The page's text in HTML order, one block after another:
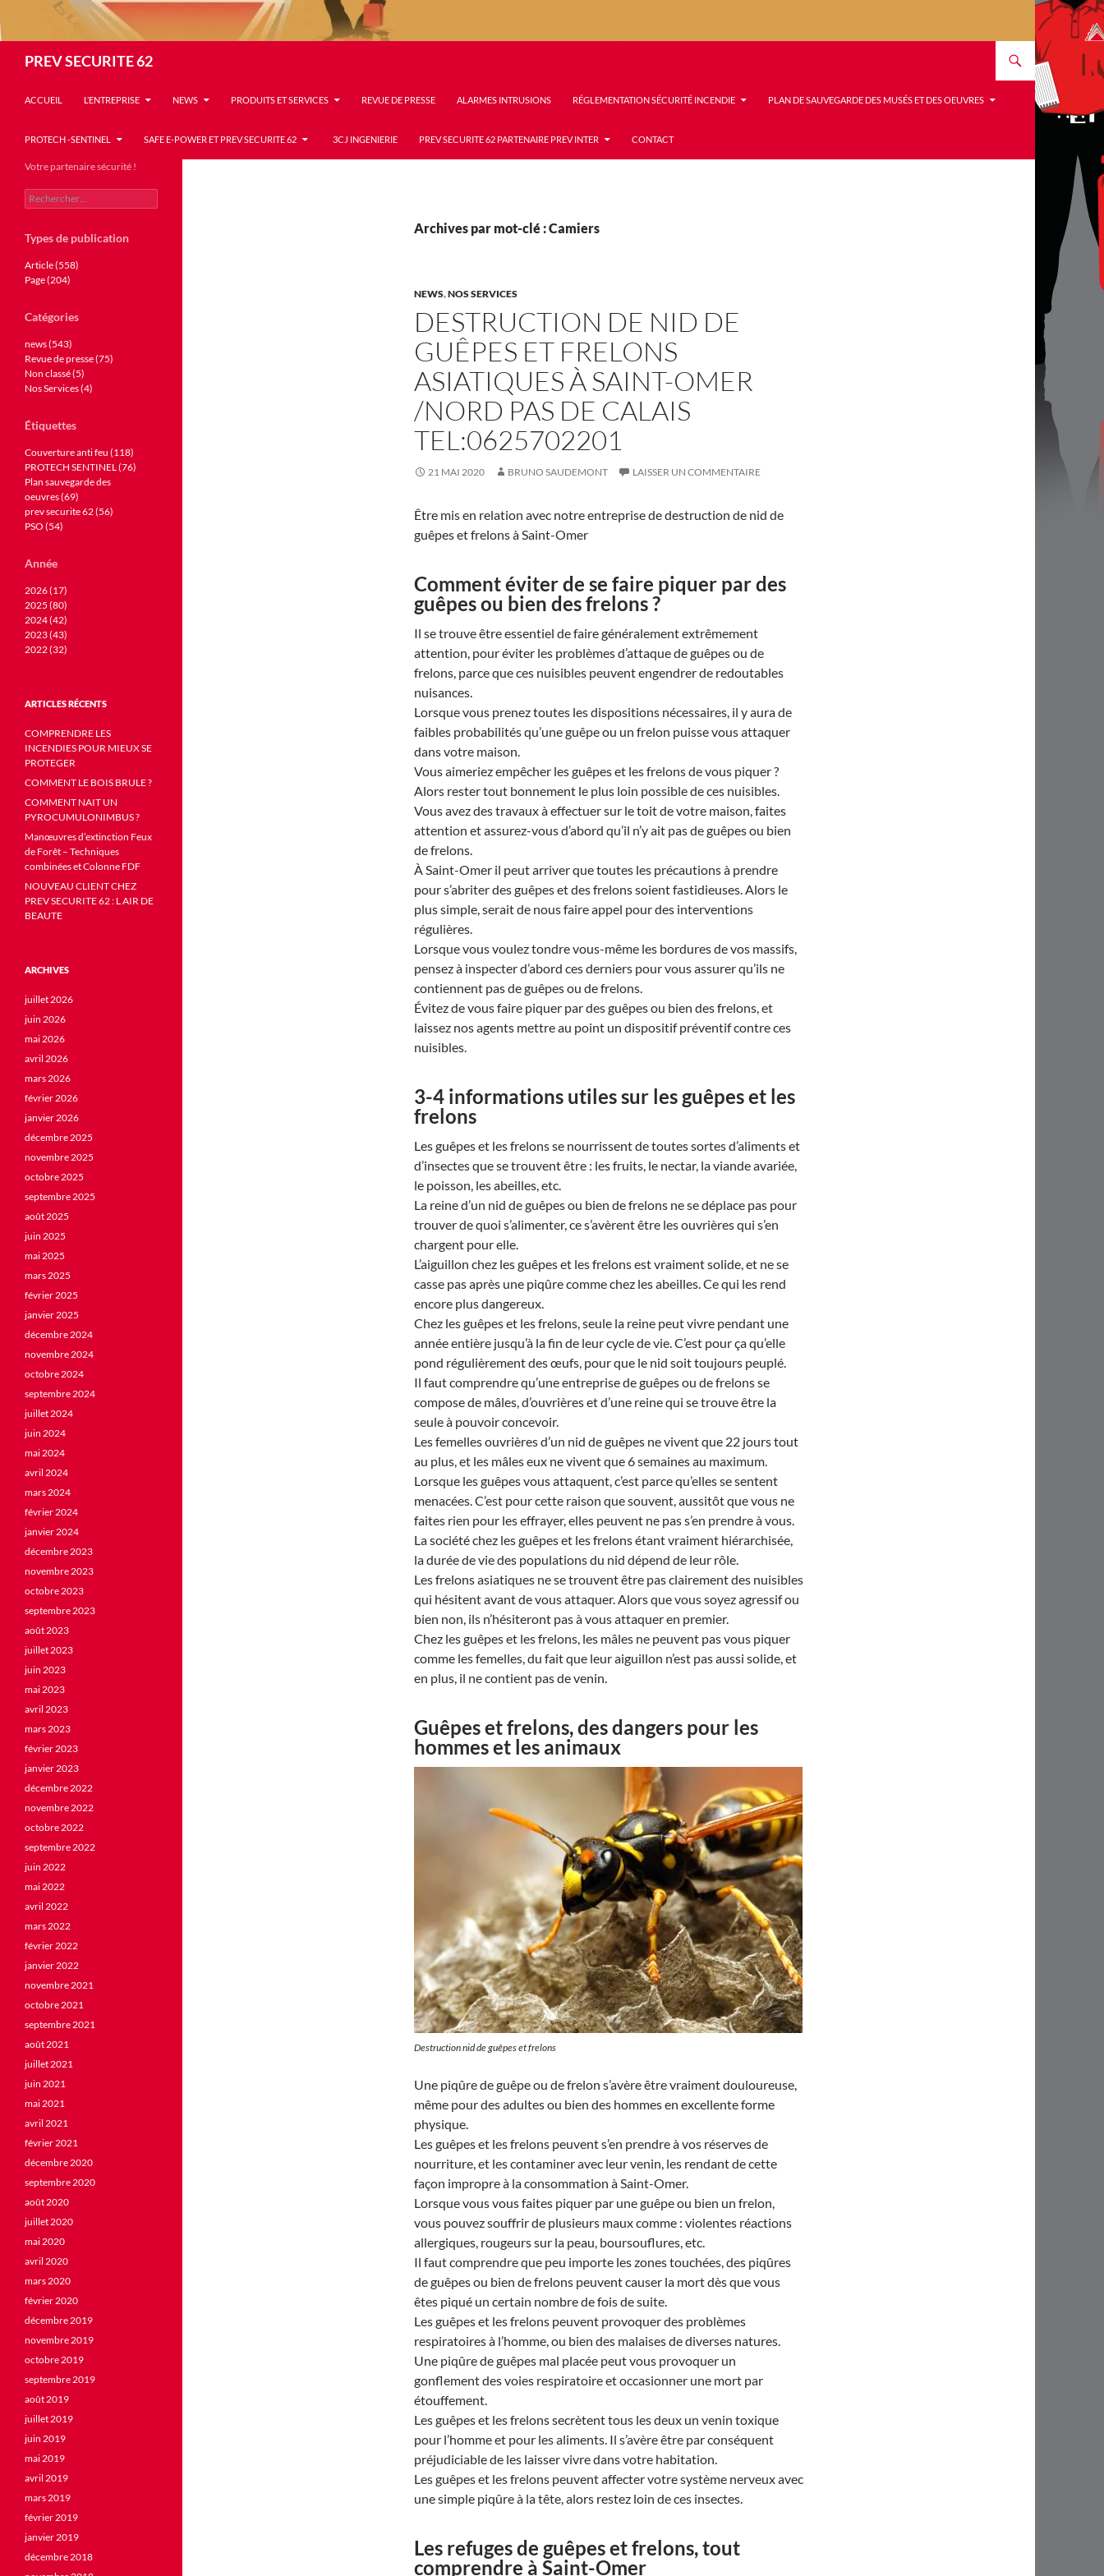
PREV SECURITE 62
ACCUEIL L’ENTREPRISE NEWS PRODUITS ET SERVICES REVUE DE PRESSE ALARMES INTRUSIONS RÉGLEMENTATION SÉCURITÉ INCENDIE PLAN DE SAUVEGARDE DES MUSÉS ET DES OEUVRES
PROTECH -SENTINEL SAFE E-POWER ET PREV SECURITE 62 3CJ INGENIERIE PREV SECURITE 62 PARTENAIRE PREV INTER CONTACT
Archives par mot-clé : Camiers
NEWS,NOS SERVICES
DESTRUCTION DE NID DE
GUÊPES ET FRELONS
ASIATIQUES À SAINT-OMER
/NORD PAS DE CALAIS
TEL:0625702201
21 MAI 2020 BRUNO SAUDEMONT LAISSER UN COMMENTAIRE
Être mis en relation avec notre entreprise de destruction de nid de
guêpes et frelons à Saint-Omer
Comment éviter de se faire piquer par des
guêpes ou bien des frelons ?
Il se trouve être essentiel de faire généralement extrêmement
attention, pour éviter les problèmes d’attaque de guêpes ou de
frelons, parce que ces nuisibles peuvent engendrer de redoutables
nuisances.
Lorsque vous prenez toutes les dispositions nécessaires, il y aura de
faibles probabilités qu’une guêpe ou un frelon puisse vous attaquer
dans votre maison.
Vous aimeriez empêcher les guêpes et les frelons de vous piquer ?
Alors rester tout bonnement le plus loin possible de ces nuisibles.
Vous avez des travaux à effectuer sur le toit de votre maison, faites
attention et assurez-vous d’abord qu’il n’y ait pas de guêpes ou bien
de frelons.
À Saint-Omer il peut arriver que toutes les précautions à prendre
pour s’abriter des guêpes et des frelons soient fastidieuses. Alors le
plus simple, serait de nous faire appel pour des interventions
régulières.
Lorsque vous voulez tondre vous-même les bordures de vos massifs,
pensez à inspecter d’abord ces derniers pour vous assurer qu’ils ne
contiennent pas de guêpes ou de frelons.
Évitez de vous faire piquer par des guêpes ou bien des frelons, et
laissez nos agents mettre au point un dispositif préventif contre ces
nuisibles.
3-4 informations utiles sur les guêpes et les
frelons
Les guêpes et les frelons se nourrissent de toutes sortes d’aliments et
d’insectes que se trouvent être : les fruits, le nectar, la viande avariée,
le poisson, les abeilles, etc.
La reine d’un nid de guêpes ou bien de frelons ne se déplace pas pour
trouver de quoi s’alimenter, ce s’avèrent être les ouvrières qui s’en
chargent pour elle.
L’aiguillon chez les guêpes et les frelons est vraiment solide, et ne se
casse pas après une piqûre comme chez les abeilles. Ce qui les rend
encore plus dangereux.
Chez les guêpes et les frelons, seule la reine peut vivre pendant une
année entière jusqu’à la fin de leur cycle de vie. C’est pour ça qu’elle
pond régulièrement des œufs, pour que le nid soit toujours peuplé.
Il faut comprendre qu’une entreprise de guêpes ou de frelons se
compose de mâles, d’ouvrières et d’une reine qui se trouve être la
seule à pouvoir concevoir.
Les femelles ouvrières d’un nid de guêpes ne vivent que 22 jours tout
au plus, et les mâles eux ne vivent que 6 semaines au maximum.
Lorsque les guêpes vous attaquent, c’est parce qu’elles se sentent
menacées. C’est pour cette raison que souvent, aussitôt que vous ne
faites rien pour les effrayer, elles peuvent ne pas s’en prendre à vous.
La société chez les guêpes et les frelons étant vraiment hiérarchisée,
la durée de vie des populations du nid dépend de leur rôle.
Les frelons asiatiques ne se trouvent être pas clairement des nuisibles
qui hésitent avant de vous attaquer. Alors que vous soyez agressif ou
bien non, ils n’hésiteront pas à vous attaquer en premier.
Chez les guêpes et les frelons, les mâles ne peuvent pas vous piquer
comme les femelles, du fait que leur aiguillon n’est pas aussi solide, et
en plus, il ne contient pas de venin.
Guêpes et frelons, des dangers pour les
hommes et les animaux
Destruction nid de guêpes et frelons
Une piqûre de guêpe ou de frelon s’avère être vraiment douloureuse,
même pour des adultes ou bien des hommes en excellente forme
physique.
Les guêpes et les frelons peuvent s’en prendre à vos réserves de
nourriture, et les contaminer avec leur venin, les rendant de cette
façon impropre à la consommation à Saint-Omer.
Lorsque vous vous faites piquer par une guêpe ou bien un frelon,
vous pouvez souffrir de plusieurs maux comme : violentes réactions
allergiques, rougeurs sur la peau, boursouflures, etc.
Il faut comprendre que peu importe les zones touchées, des piqûres
de guêpes ou bien de frelons peuvent causer la mort dès que vous
êtes piqué un certain nombre de fois de suite.
Les guêpes et les frelons peuvent provoquer des problèmes
respiratoires à l’homme, ou bien des malaises de diverses natures.
Une piqûre de guêpes mal placée peut vous provoquer un
gonflement des voies respiratoire et occasionner une mort par
étouffement.
Les guêpes et les frelons secrètent tous les deux un venin toxique
pour l’homme et pour les aliments. Il s’avère être par conséquent
préjudiciable de les laisser vivre dans votre habitation.
Les guêpes et les frelons peuvent affecter votre système nerveux avec
une simple piqûre à la tête, alors restez loin de ces insectes.
Les refuges de guêpes et frelons, tout
comprendre à Saint-Omer
Votre partenaire sécurité !
Rechercher :
Types de publication
Article (558)
Page (204)
Catégories
news (543)
Revue de presse (75)
Non classé (5)
Nos Services (4)
Étiquettes
Couverture anti feu (118)
PROTECH SENTINEL (76)
Plan sauvegarde des
oeuvres (69)
prev securite 62 (56)
PSO (54)
Année
2026 (17)
2025 (80)
2024 (42)
2023 (43)
2022 (32)
ARTICLES RÉCENTS
COMPRENDRE LES
INCENDIES POUR MIEUX SE
PROTEGER
COMMENT LE BOIS BRULE ?
COMMENT NAIT UN
PYROCUMULONIMBUS ?
Manœuvres d’extinction Feux
de Forêt – Techniques
combinées et Colonne FDF
NOUVEAU CLIENT CHEZ
PREV SECURITE 62 : L AIR DE
BEAUTE
ARCHIVES
juillet 2026
juin 2026
mai 2026
avril 2026
mars 2026
février 2026
janvier 2026
décembre 2025
novembre 2025
octobre 2025
septembre 2025
août 2025
juin 2025
mai 2025
mars 2025
février 2025
janvier 2025
décembre 2024
novembre 2024
octobre 2024
septembre 2024
juillet 2024
juin 2024
mai 2024
avril 2024
mars 2024
février 2024
janvier 2024
décembre 2023
novembre 2023
octobre 2023
septembre 2023
août 2023
juillet 2023
juin 2023
mai 2023
avril 2023
mars 2023
février 2023
janvier 2023
décembre 2022
novembre 2022
octobre 2022
septembre 2022
juin 2022
mai 2022
avril 2022
mars 2022
février 2022
janvier 2022
novembre 2021
octobre 2021
septembre 2021
août 2021
juillet 2021
juin 2021
mai 2021
avril 2021
février 2021
décembre 2020
septembre 2020
août 2020
juillet 2020
mai 2020
avril 2020
mars 2020
février 2020
décembre 2019
novembre 2019
octobre 2019
septembre 2019
août 2019
juillet 2019
juin 2019
mai 2019
avril 2019
mars 2019
février 2019
janvier 2019
décembre 2018